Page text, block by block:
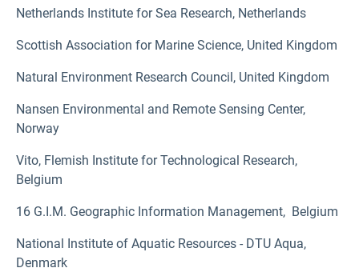
Netherlands Institute for Sea Research, Netherlands
Scottish Association for Marine Science, United Kingdom
Natural Environment Research Council, United Kingdom
Nansen Environmental and Remote Sensing Center,
Norway
Vito, Flemish Institute for Technological Research,
Belgium
16 G.I.M. Geographic Information Management, Belgium
National Institute of Aquatic Resources - DTU Aqua,
Denmark